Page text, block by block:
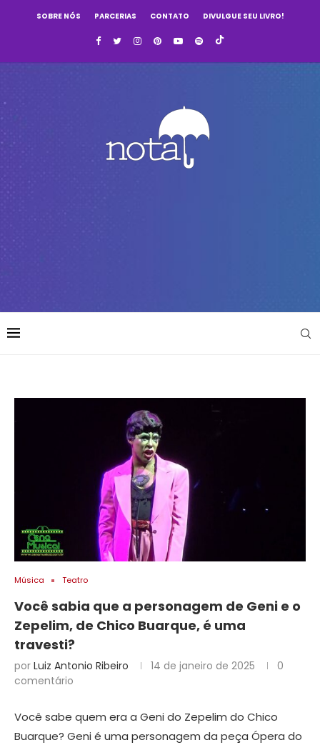
SOBRE NÓS PARCERIAS CONTATO DIVULGUE SEU LIVRO!
Música Teatro
Você sabia que a personagem de Geni e o
Zepelim, de Chico Buarque, é uma
travesti?
por Luiz Antonio Ribeiro 14 de janeiro de 2025
0
comentário
Você sabe quem era a Geni do Zepelim do Chico
Buarque? Geni é uma personagem da peça Ópera do